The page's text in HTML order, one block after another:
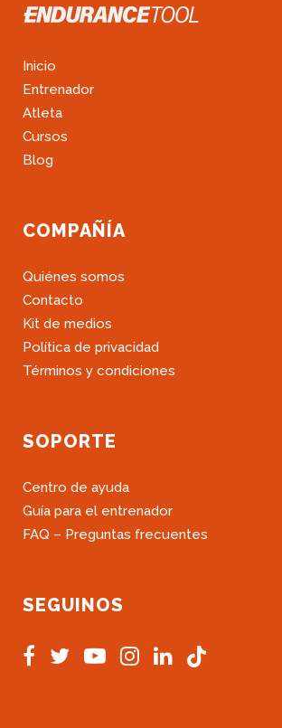
Inicio
Entrenador
Atleta
Cursos
Blog
COMPAÑÍA
Quiénes somos
Contacto
Kit de medios
Política de privacidad
Términos y condiciones
SOPORTE
Centro de ayuda
Guía para el entrenador
FAQ – Preguntas frecuentes
SEGUINOS